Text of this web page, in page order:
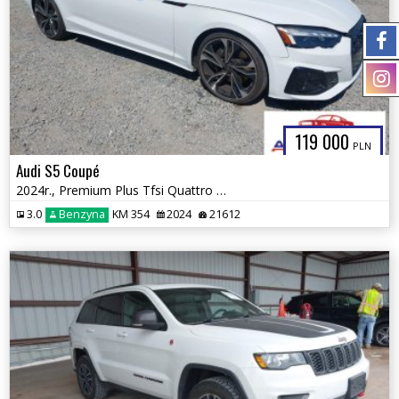
119 000 PLN
Audi S5 Coupé
2024r., Premium Plus Tfsi Quattro Tiptronic, 3L, od ubezpieczalni
3.0 Benzyna KM 354 2024 21612